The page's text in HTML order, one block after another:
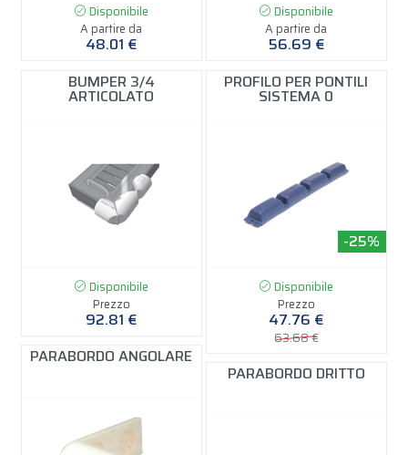
Disponibile
A partire da
48.01 €
Disponibile
A partire da
56.69 €
BUMPER 3/4
ARTICOLATO
Disponibile
Prezzo
92.81 €
PROFILO PER PONTILI
SISTEMA 0
-25%
Disponibile
Prezzo
47.76 €
63.68 €
PARABORDO ANGOLARE
PARABORDO DRITTO